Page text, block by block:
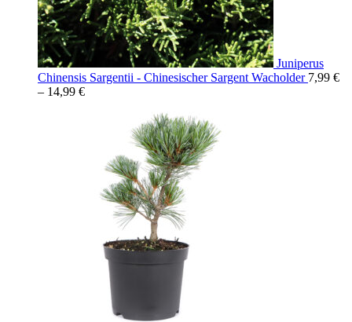
Juniperus
Chinensis Sargentii - Chinesischer Sargent Wacholder 7,99 €
– 14,99 €